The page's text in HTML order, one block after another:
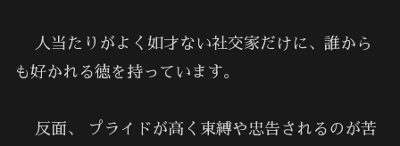
人当たりがよく如才ない社交家だけに、誰から
も好かれる徳を持っています。
反面、 プライドが高く束縛や忠告されるのが苦